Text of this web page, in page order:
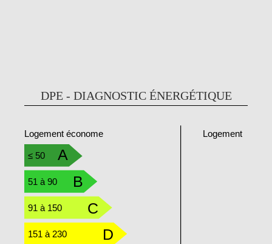
DPE - DIAGNOSTIC ÉNERGÉTIQUE
A
B
C
D
Logement économe Logement
≤ 50
51 à 90
91 à 150
151 à 230